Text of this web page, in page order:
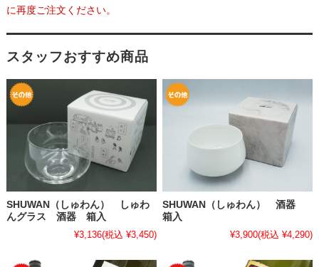
に再度ご注文ください。
スタッフおすすめ商品
SHUWAN（しゅわん） しゅわ
んグラス 酒器 箱入
¥3,136(税込 ¥3,450)
SHUWAN（しゅわん） 酒器
箱入
¥3,900(税込 ¥4,290)